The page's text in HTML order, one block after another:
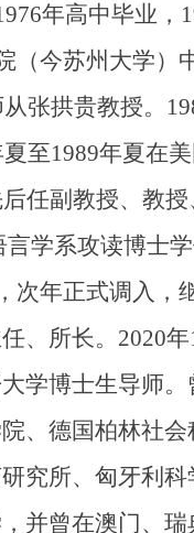
年高中毕业，
（今苏州大学）
张拱贵教授。
至1989年夏在
任副教授、教
学系攻读博士
次年正式调入，
、所长。2020年
学博士生导师。
、德国柏林社会
究所、匈牙利科
并曾在澳门、瑞